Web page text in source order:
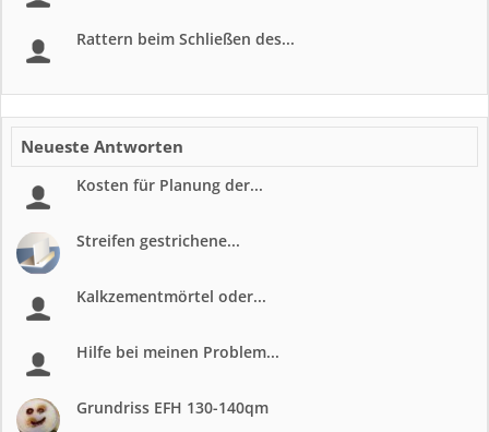
Rattern beim Schließen des...
Neueste Antworten
Kosten für Planung der...
Streifen gestrichene...
Kalkzementmörtel oder...
Hilfe bei meinen Problem...
Grundriss EFH 130-140qm